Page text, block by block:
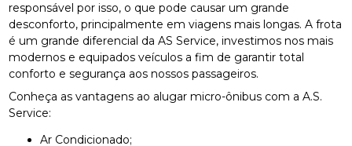
responsável por isso, o que pode causar um grande
desconforto, principalmente em viagens mais longas. A frota
é um grande diferencial da AS Service, investimos nos mais
modernos e equipados veículos a fim de garantir total
conforto e segurança aos nossos passageiros.
Conheça as vantagens ao alugar micro-ônibus com a A.S.
Service:
Ar Condicionado;